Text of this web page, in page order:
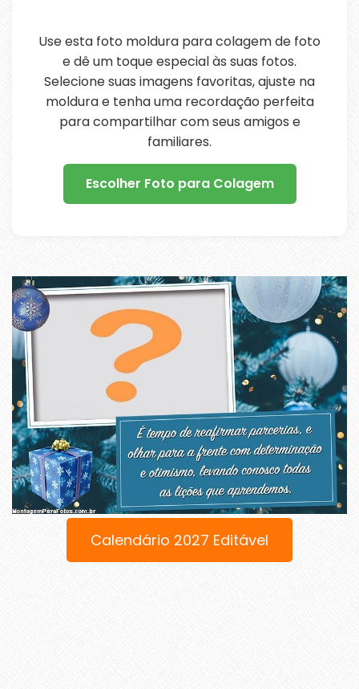
Use esta foto moldura para colagem de foto
e dê um toque especial às suas fotos.
Selecione suas imagens favoritas, ajuste na
moldura e tenha uma recordação perfeita
para compartilhar com seus amigos e
familiares.
Escolher Foto para Colagem
Calendário 2027 Editável